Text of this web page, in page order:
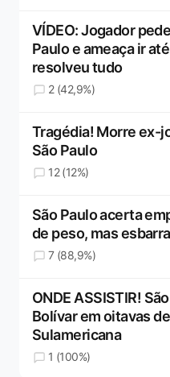
VÍDEO: Jogador
Paulo e ameaça ir
resolveu tudo
2 (42,9%)
Tragédia! Morre ex-
São Paulo
12 (12%)
São Paulo acerta
de peso, mas
7 (88,9%)
ONDE ASSISTIR!
Bolívar em oitavas
Sulamericana
1 (100%)